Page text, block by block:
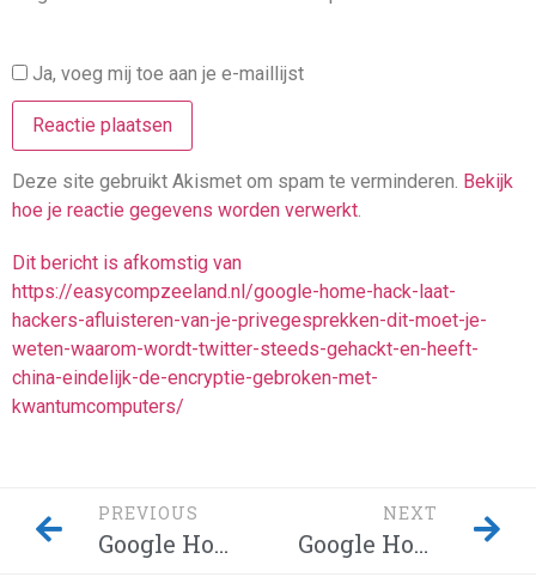
Ja, voeg mij toe aan je e-maillijst
Deze site gebruikt Akismet om spam te verminderen. Bekijk
hoe je reactie gegevens worden verwerkt.
Dit bericht is afkomstig van
https://easycompzeeland.nl/google-home-hack-laat-
hackers-afluisteren-van-je-privegesprekken-dit-moet-je-
weten-waarom-wordt-twitter-steeds-gehackt-en-heeft-
china-eindelijk-de-encryptie-gebroken-met-
kwantumcomputers/
PREVIOUS
Google Home-hack laat hackers afluisteren van je privégesprekken – Dit moet je weten! Waarom wordt Twitter steeds gehackt en heeft China eindelijk de encryptie gebroken met kwantumcomputers?
NEXT
Google Home-hack laat hackers afluisteren van je privégesprekken – Dit moet je weten! Waarom wordt Twitter steeds gehackt en heeft China eindelijk de encryptie gebroken met kwantumcomputers?